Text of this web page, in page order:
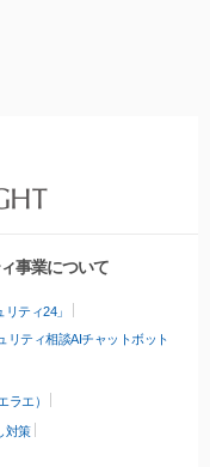
事業について
ティ24」
リティ相談AIチャットボット
エ）
対策